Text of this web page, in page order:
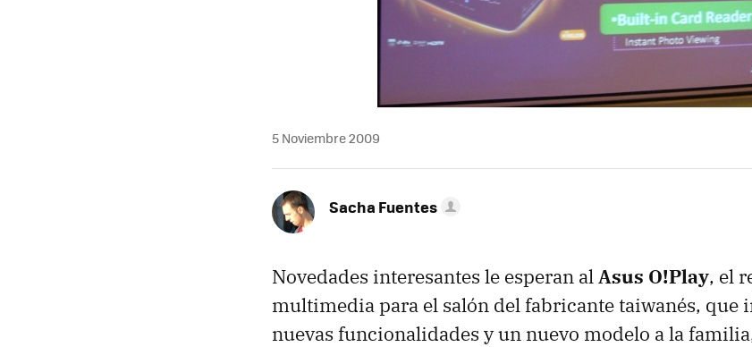
5 Noviembre 2009
Sacha Fuentes
Novedades interesantes le esperan alAsus O!Play, el
multimedia para el salón del fabricante taiwanés, que
nuevas funcionalidades y un nuevo modelo a la